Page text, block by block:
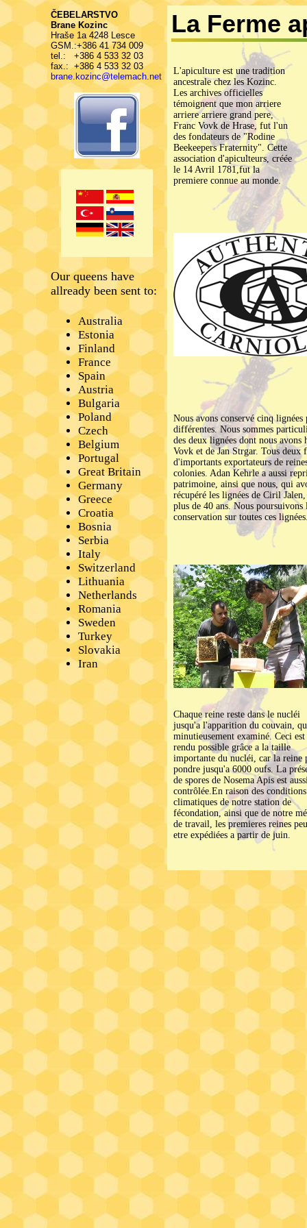
ČEBELARSTVO
Brane Kozinc
Hraše 1a 4248 Lesce
GSM.:+386 41 734 009
tel.: +386 4 533 32 03
fax.: +386 4 533 32 03
brane.kozinc@telemach.net
Our queens have
allready been sent to:
Australia
Estonia
Finland
France
Spain
Austria
Bulgaria
Poland
Czech
Belgium
Portugal
Great Britain
Germany
Greece
Croatia
Bosnia
Serbia
Italy
Switzerland
Lithuania
Netherlands
Romania
Sweden
Turkey
Slovakia
Iran
La Ferme
L'apiculture est une tradition
ancestrale chez les Kozinc.
Les archives officielles
témoignent que mon arriere
arriere arriere grand pere,
Franc Vovk de Hrase, fut l'un
des fondateurs de "Rodine
Beekeepers Fraternity". Cette
association d'apiculteurs, créée
le 14 Avril 1781,fut la
premiere connue au monde.
Nous avons conservé cinq lignées
différentes. Nous sommes
des deux lignées dont nous avons
Vovk et de Jan Strgar. Tous deux
d'importants exportateurs de
colonies. Adan Kehrle a aussi
patrimoine, ainsi que nous, qui
récupéré les lignées de Ciril
plus de 40 ans. Nous
conservation sur toutes ces
Chaque reine reste dans le nucléi
jusqu'a l'apparition du couvain,
minutieusement examiné. Ceci est
rendu possible grâce a la taille
importante du nucléi, car la reine
pondre jusqu'a 6000 oufs. La
de spores de Nosema Apis est
contrôlée.En raison des conditions
climatiques de notre station de
fécondation, ainsi que de notre
de travail, les premieres reines
etre expédiées a partir de juin.